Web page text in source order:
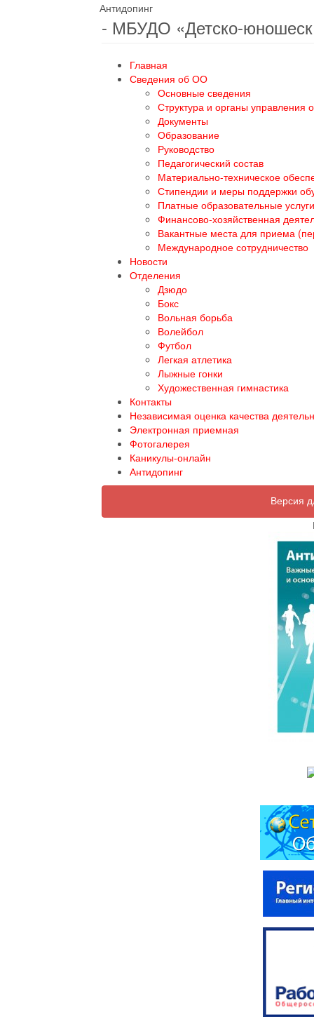
Антидопинг
- МБУДО «Детско-
Главная
Сведения об ОО
Основные сведения
Структура и органы управления
Документы
Образование
Руководство
Педагогический состав
Материально-техническое
Стипендии и меры поддержки
Платные образовательные услуги
Финансово-хозяйственная
Вакантные места для приема
Международное сотрудничество
Новости
Отделения
Дзюдо
Бокс
Вольная борьба
Волейбол
Футбол
Легкая атлетика
Лыжные гонки
Художественная гимнастика
Контакты
Независимая оценка качества
Электронная приемная
Фотогалерея
Каникулы-онлайн
Антидопинг
Версия